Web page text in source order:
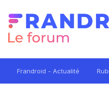
Frandroid - Actualité